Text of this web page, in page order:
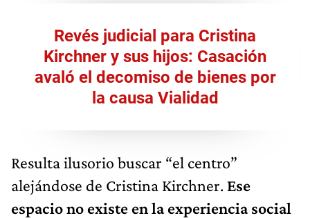
Revés judicial para Cristina
Kirchner y sus hijos: Casación
avaló el decomiso de bienes por
la causa Vialidad
Resulta ilusorio buscar “el centro”
alejándose de Cristina Kirchner. Ese
espacio no existe en la experiencia social